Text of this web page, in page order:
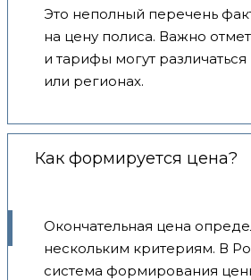
Это неполный перечень
на цену полиса. Важно
и тарифы могут
или регионах.
Как формируется цена?
Окончательная цена
нескольким критериям. В
система формирования